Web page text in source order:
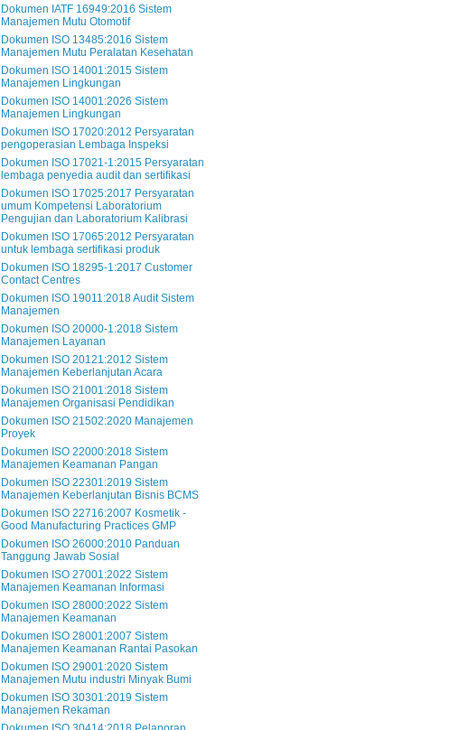
Dokumen IATF 16949:2016 Sistem
Manajemen Mutu Otomotif
Dokumen ISO 13485:2016 Sistem
Manajemen Mutu Peralatan Kesehatan
Dokumen ISO 14001:2015 Sistem
Manajemen Lingkungan
Dokumen ISO 14001:2026 Sistem
Manajemen Lingkungan
Dokumen ISO 17020:2012 Persyaratan
pengoperasian Lembaga Inspeksi
Dokumen ISO 17021-1:2015 Persyaratan
lembaga penyedia audit dan sertifikasi
Dokumen ISO 17025:2017 Persyaratan
umum Kompetensi Laboratorium
Pengujian dan Laboratorium Kalibrasi
Dokumen ISO 17065:2012 Persyaratan
untuk lembaga sertifikasi produk
Dokumen ISO 18295-1:2017 Customer
Contact Centres
Dokumen ISO 19011:2018 Audit Sistem
Manajemen
Dokumen ISO 20000-1:2018 Sistem
Manajemen Layanan
Dokumen ISO 20121:2012 Sistem
Manajemen Keberlanjutan Acara
Dokumen ISO 21001:2018 Sistem
Manajemen Organisasi Pendidikan
Dokumen ISO 21502:2020 Manajemen
Proyek
Dokumen ISO 22000:2018 Sistem
Manajemen Keamanan Pangan
Dokumen ISO 22301:2019 Sistem
Manajemen Keberlanjutan Bisnis BCMS
Dokumen ISO 22716:2007 Kosmetik -
Good Manufacturing Practices GMP
Dokumen ISO 26000:2010 Panduan
Tanggung Jawab Sosial
Dokumen ISO 27001:2022 Sistem
Manajemen Keamanan Informasi
Dokumen ISO 28000:2022 Sistem
Manajemen Keamanan
Dokumen ISO 28001:2007 Sistem
Manajemen Keamanan Rantai Pasokan
Dokumen ISO 29001:2020 Sistem
Manajemen Mutu industri Minyak Bumi
Dokumen ISO 30301:2019 Sistem
Manajemen Rekaman